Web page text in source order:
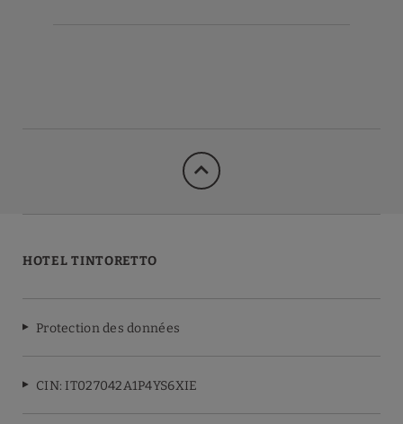
HOTEL TINTORETTO
Protection des données
CIN: IT027042A1P4YS6XIE